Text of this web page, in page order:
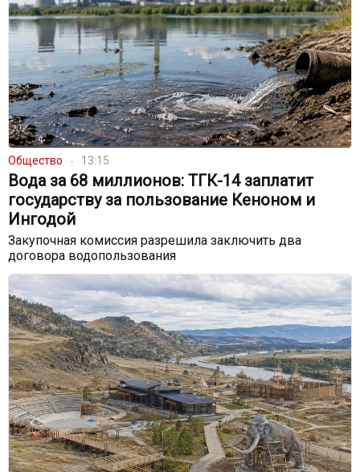
Общество 13:15
Вода за 68 миллионов: ТГК-14 заплатит
государству за пользование Кеноном и
Ингодой
Закупочная комиссия разрешила заключить два
договора водопользования